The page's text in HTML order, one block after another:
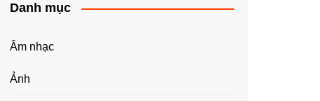
Danh mục
Âm nhạc
Ảnh